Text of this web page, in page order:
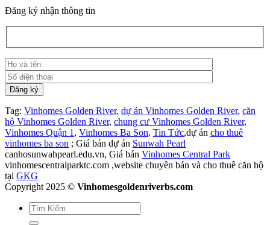
Đăng ký nhận thông tin
Tag: Vinhomes Golden River, dự án Vinhomes Golden River, căn
hộ Vinhomes Golden River, chung cư Vinhomes Golden River,
Vinhomes Quận 1, Vinhomes Ba Son, Tin Tức,dự án cho thuê
vinhomes ba son ; Giá bán dự án Sunwah Pearl
canhosunwahpearl.edu.vn, Giá bán Vinhomes Central Park
vinhomescentralparktc.com ,website chuyên bán và cho thuê căn hộ
tại GKG
Copyright 2025 © Vinhomesgoldenriverbs.com